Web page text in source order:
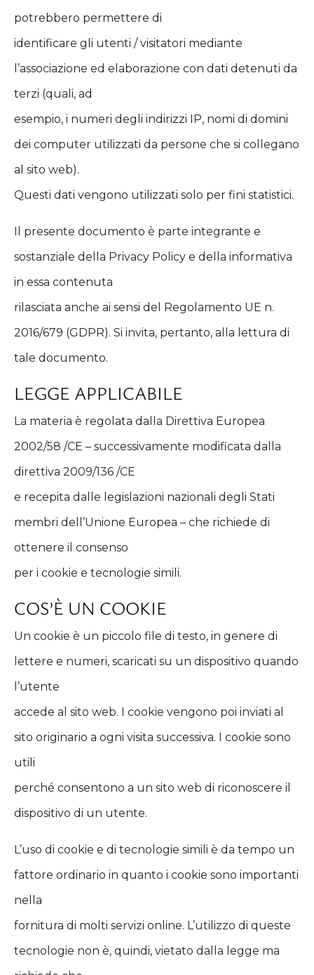
potrebbero permettere di
identificare gli utenti / visitatori mediante
l’associazione ed elaborazione con dati detenuti da
terzi (quali, ad
esempio, i numeri degli indirizzi IP, nomi di domini
dei computer utilizzati da persone che si collegano
al sito web).
Questi dati vengono utilizzati solo per fini statistici.
Il presente documento è parte integrante e
sostanziale della Privacy Policy e della informativa
in essa contenuta
rilasciata anche ai sensi del Regolamento UE n.
2016/679 (GDPR). Si invita, pertanto, alla lettura di
tale documento.
LEGGE APPLICABILE
La materia è regolata dalla Direttiva Europea
2002/58 /CE – successivamente modificata dalla
direttiva 2009/136 /CE
e recepita dalle legislazioni nazionali degli Stati
membri dell’Unione Europea – che richiede di
ottenere il consenso
per i cookie e tecnologie simili.
COS’È UN COOKIE
Un cookie è un piccolo file di testo, in genere di
lettere e numeri, scaricati su un dispositivo quando
l’utente
accede al sito web. I cookie vengono poi inviati al
sito originario a ogni visita successiva. I cookie sono
utili
perché consentono a un sito web di riconoscere il
dispositivo di un utente.
L’uso di cookie e di tecnologie simili è da tempo un
fattore ordinario in quanto i cookie sono importanti
nella
fornitura di molti servizi online. L’utilizzo di queste
tecnologie non è, quindi, vietato dalla legge ma